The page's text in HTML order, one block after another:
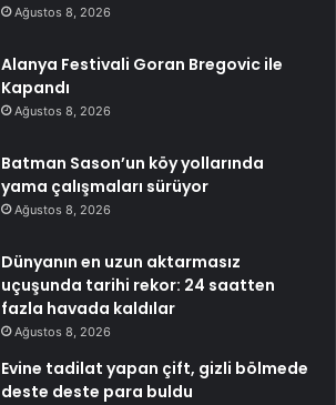
Ağustos 8, 2026
Alanya Festivali Goran Bregovic ile
Kapandı
Ağustos 8, 2026
Batman Sason’un köy yollarında
yama çalışmaları sürüyor
Ağustos 8, 2026
Dünyanın en uzun aktarmasız
uçuşunda tarihi rekor: 24 saatten
fazla havada kaldılar
Ağustos 8, 2026
Evine tadilat yapan çift, gizli bölmede
deste deste para buldu